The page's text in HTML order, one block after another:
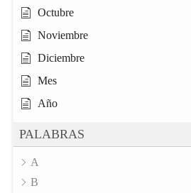
Octubre
Noviembre
Diciembre
Mes
Año
PALABRAS
A
B